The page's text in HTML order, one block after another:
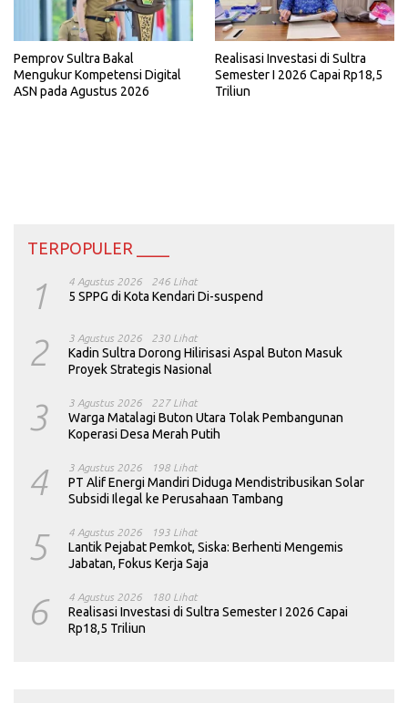
Pemprov Sultra Bakal
Mengukur Kompetensi Digital
ASN pada Agustus 2026
Realisasi Investasi di Sultra
Semester I 2026 Capai Rp18,5
Triliun
TERPOPULER ____
1 4 Agustus 2026 246 Lihat
5 SPPG di Kota Kendari Di-suspend
2 3 Agustus 2026 230 Lihat
Kadin Sultra Dorong Hilirisasi Aspal Buton Masuk
Proyek Strategis Nasional
3 3 Agustus 2026 227 Lihat
Warga Matalagi Buton Utara Tolak Pembangunan
Koperasi Desa Merah Putih
4 3 Agustus 2026 198 Lihat
PT Alif Energi Mandiri Diduga Mendistribusikan Solar
Subsidi Ilegal ke Perusahaan Tambang
5 4 Agustus 2026 193 Lihat
Lantik Pejabat Pemkot, Siska: Berhenti Mengemis
Jabatan, Fokus Kerja Saja
6 4 Agustus 2026 180 Lihat
Realisasi Investasi di Sultra Semester I 2026 Capai
Rp18,5 Triliun